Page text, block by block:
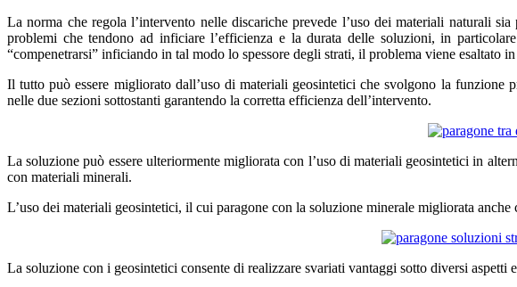
La norma che regola l’intervento nelle discariche prevede l’uso dei materiali naturali
problemi che tendono ad inficiare l’efficienza e la durata delle soluzioni, in
“compenetrarsi” inficiando in tal modo lo spessore degli strati, il problema viene esaltato in
Il tutto può essere migliorato dall’uso di materiali geosintetici che svolgono la funzione
nelle due sezioni sottostanti garantendo la corretta efficienza dell’intervento.
La soluzione può essere ulteriormente migliorata con l’uso di materiali geosintetici in
con materiali minerali.
L’uso dei materiali geosintetici, il cui paragone con la soluzione minerale migliorata
La soluzione con i geosintetici consente di realizzare svariati vantaggi sotto diversi aspetti